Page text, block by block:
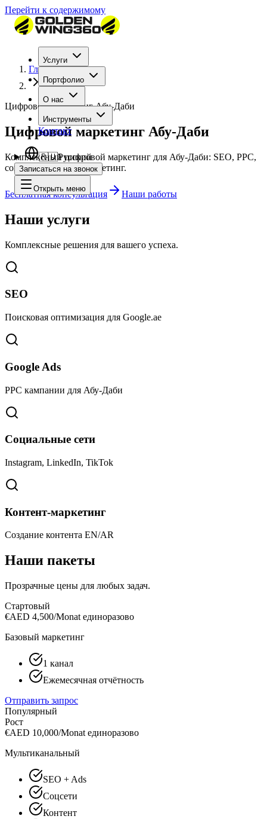
Перейти к содержимому
Услуги
Портфолио
О нас
Инструменты
Контакт
🇷🇺Русский
Записаться на звонок
Открыть меню
Главная
Abu Dhabi
Цифровой маркетинг Абу-Даби
Цифровой маркетинг Абу-Даби
Комплексный цифровой маркетинг для Абу-Даби: SEO, PPC,
соцсети и контент-маркетинг.
Бесплатная консультация Наши работы
Наши услуги
Комплексные решения для вашего успеха.
SEO
Поисковая оптимизация для Google.ae
Google Ads
PPC кампании для Абу-Даби
Социальные сети
Instagram, LinkedIn, TikTok
Контент-маркетинг
Создание контента EN/AR
Наши пакеты
Прозрачные цены для любых задач.
Стартовый
€AED 4,500/Monat единоразово
Базовый маркетинг
1 канал
Ежемесячная отчётность
Отправить запрос
Популярный
Рост
€AED 10,000/Monat единоразово
Мультиканальный
SEO + Ads
Соцсети
Контент